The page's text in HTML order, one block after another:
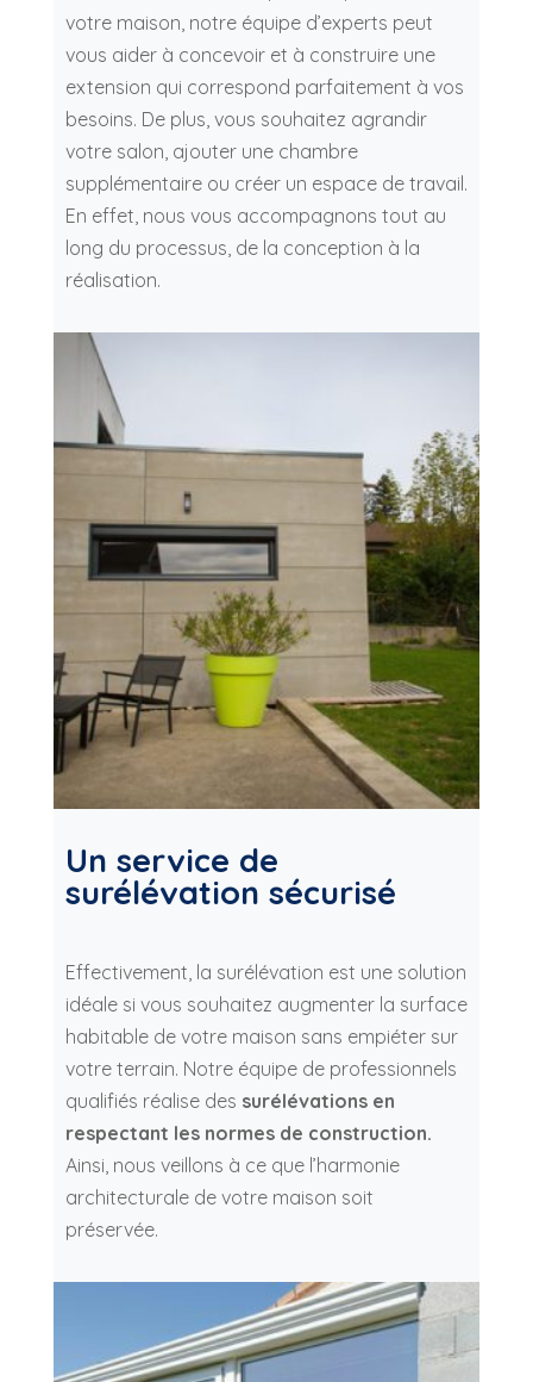
votre maison, notre équipe d’experts peut
vous aider à concevoir et à construire une
extension qui correspond parfaitement à vos
besoins. De plus, vous souhaitez agrandir
votre salon, ajouter une chambre
supplémentaire ou créer un espace de travail.
En effet, nous vous accompagnons tout au
long du processus, de la conception à la
réalisation.
Un service de
surélévation sécurisé
Effectivement, la surélévation est une solution
idéale si vous souhaitez augmenter la surface
habitable de votre maison sans empiéter sur
votre terrain. Notre équipe de professionnels
qualifiés réalise des surélévations en
respectant les normes de construction.
Ainsi, nous veillons à ce que l’harmonie
architecturale de votre maison soit
préservée.